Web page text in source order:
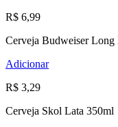
R$ 6,99
Cerveja Budweiser Long
Adicionar
R$ 3,29
Cerveja Skol Lata 350ml